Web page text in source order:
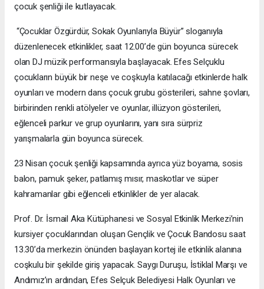
çocuk şenliği ile kutlayacak.
“Çocuklar Özgürdür, Sokak Oyunlarıyla Büyür” sloganıyla
düzenlenecek etkinlikler, saat 12.00’de gün boyunca sürecek
olan DJ müzik performansıyla başlayacak. Efes Selçuklu
çocukların büyük bir neşe ve coşkuyla katılacağı etkinlerde halk
oyunları ve modern dans çocuk grubu gösterileri, sahne şovları,
birbirinden renkli atölyeler ve oyunlar, illüzyon gösterileri,
eğlenceli parkur ve grup oyunlarını, yanı sıra sürpriz
yarışmalarla gün boyunca sürecek.
23 Nisan çocuk şenliği kapsamında ayrıca yüz boyama, sosis
balon, pamuk şeker, patlamış mısır, maskotlar ve süper
kahramanlar gibi eğlenceli etkinlikler de yer alacak.
Prof. Dr. İsmail Aka Kütüphanesi ve Sosyal Etkinlik Merkezi’nin
kursiyer çocuklarından oluşan Gençlik ve Çocuk Bandosu saat
13.30’da merkezin önünden başlayan kortej ile etkinlik alanına
coşkulu bir şekilde giriş yapacak. Saygı Duruşu, İstiklal Marşı ve
Andımız’ın ardından, Efes Selçuk Belediyesi Halk Oyunları ve